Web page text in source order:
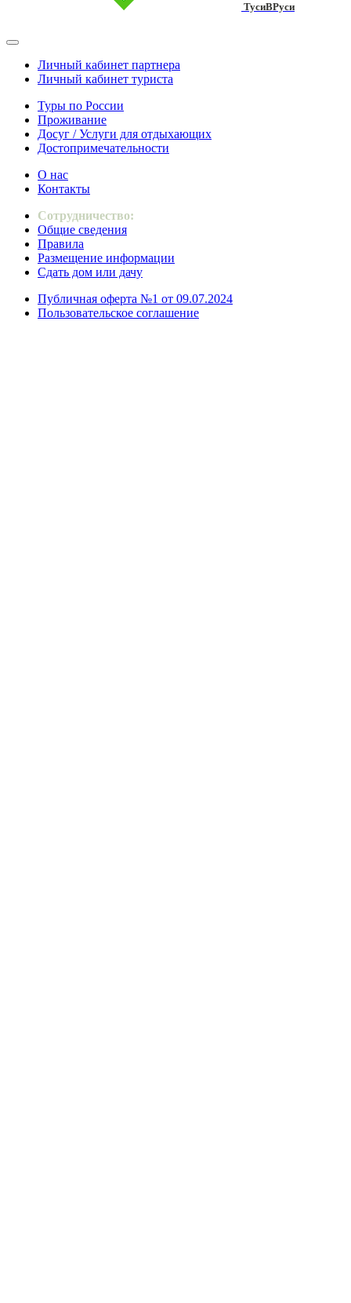
ТусиВРуси
Личный кабинет партнера
Личный кабинет туриста
Туры по России
Проживание
Досуг / Услуги для отдыхающих
Достопримечательности
О нас
Контакты
Сотрудничество:
Общие сведения
Правила
Размещение информации
Сдать дом или дачу
Публичная оферта №1 от 09.07.2024
Пользовательское соглашение